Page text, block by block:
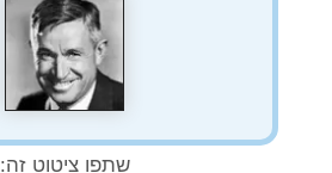
שתפו ציטוט זה: